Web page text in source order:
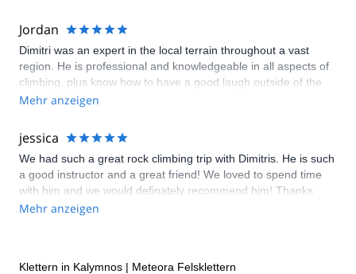
Jordan
Dimitri was an expert in the local terrain throughout a vast
region. He is professional and knowledgeable in all aspects of
climbing, plus know how to have a good laugh outside of the
ropes. 12/10 would climb again.
Mehr anzeigen
jessica
We had such a great rock climbing trip with Dimitris. He is such
a good instructor and a great friend! We loved to spend time
with him and we would definately recommend him! Thanks
Dimitris for your good heart and the time you invested in us :)
Mehr anzeigen
Klettern in Kalymnos | Meteora Felsklettern